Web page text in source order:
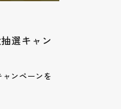
選キャン
ンペーンを